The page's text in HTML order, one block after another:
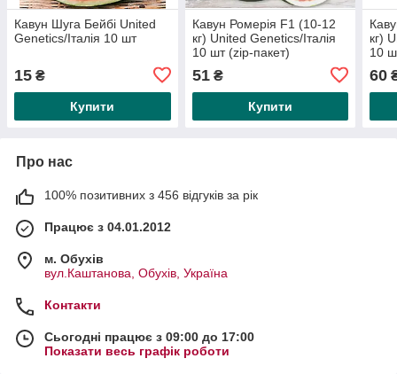
Кавун Шуга Бейбі United
Genetics/Італія 10 шт
15 ₴
Купити
Кавун Ромерія F1 (10-12
кг) United Genetics/Італія
10 шт (zip-пакет)
51₴
Купити
кг)
10
60
Про нас
100% позитивних з 456 відгуків за рік
Працює з 04.01.2012
м. Обухів
вул.Каштанова, Обухів, Україна
Контакти
Сьогодні працює з 09:00 до 17:00
Показати весь графік роботи